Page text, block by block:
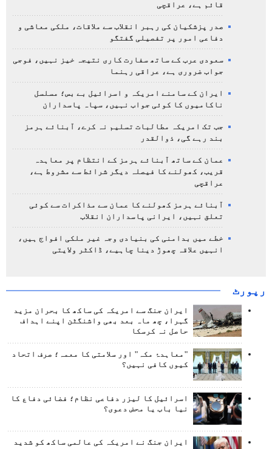
قائم ہے، عراقچی
صدر پزشکیان کی رہبر انقلاب سے ملاقات، ملکی معاشی و
دفاعی امور پر تفصیلی گفتگو
سعودی عرب کے ساتھ سفارت کاری نتیجہ خیز نہیں، فوجی
جواب ضروری ہے، عراقی رہنما
ایران کے سامنے امریکہ و اسرائیل بے بس؛ مسلسل
ناکامیوں کا کوئی جواب نہیں، سپاہ پاسداران
جب تک امریکہ مطالبات تسلیم نہ کرے، آبنائے ہرمز
بند رہے گی، ذوالقدر
عمان کے ساتھ آبنائے ہرمز کے انتظام پر معاہدہ
قریب، کھولنے کا فیصلہ دیگر شرائط سے مشروط ہے،
عراقچی
آبنائے ہرمز کھولنے کا عمان سے مذاکرات سے کوئی
تعلق نہیں، ایرانی پاسداران انقلاب
خطے میں بدامنی کی بنیادی وجہ غیر ملکی افواج ہیں،
انہیں علاقہ چھوڑ دینا چاہیے، ڈاکٹر ولایتی
رپورٹ
ایران جنگ سے امریکہ کی ساکھ کا بحران مزید
گہرا، چھ ماہ بعد بھی واشنگٹن اپنے اہداف
حاصل نہ کرسکا
"معاہدۂ مکہ" اور سلامتی کا معمہ؛ صرف اتحاد
کیوں کافی نہیں؟
اسرائیل کا لیزر دفاعی نظام؛ فضائی دفاع کا
نیا باب یا محض دعوی؟
ایران جنگ نے امریکہ کی عالمی ساکھ کو شدید